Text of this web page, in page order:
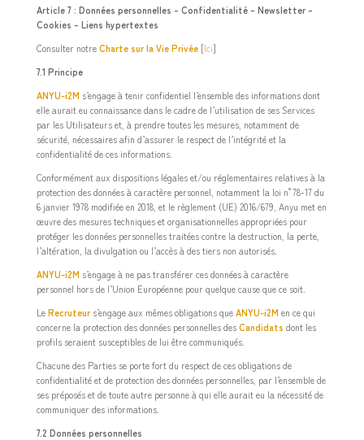
Article 7 : Données personnelles – Confidentialité – Newsletter –
Cookies – Liens hypertextes
Consulter notreCharte sur la Vie Privée [Ici]
7.1 Principe
ANYU-i2M s’engage à tenir confidentiel l’ensemble des informations dont
elle aurait eu connaissance dans le cadre de l’utilisation de ses Services
par les Utilisateurs et, à prendre toutes les mesures, notamment de
sécurité, nécessaires afin d’assurer le respect de l’intégrité et la
confidentialité de ces informations.
Conformément aux dispositions légales et/ou réglementaires relatives à la
protection des données à caractère personnel, notamment la loi n°78-17 du
6 janvier 1978 modifiée en 2018, et le règlement (UE) 2016/679, Anyu met en
œuvre des mesures techniques et organisationnelles appropriées pour
protéger les données personnelles traitées contre la destruction, la perte,
l’altération, la divulgation ou l’accès à des tiers non autorisés.
ANYU-i2M s’engage à ne pas transférer ces données à caractère
personnel hors de l’Union Européenne pour quelque cause que ce soit.
LeRecruteurs’engage aux mêmes obligations queANYU-i2M en ce qui
concerne la protection des données personnelles desCandidats dont les
profils seraient susceptibles de lui être communiqués.
Chacune des Parties se porte fort du respect de ces obligations de
confidentialité et de protection des données personnelles, par l’ensemble de
ses préposés et de toute autre personne à qui elle aurait eu la nécessité de
communiquer des informations.
7.2 Données personnelles